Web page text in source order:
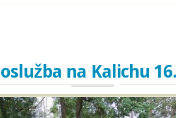
na Kalichu